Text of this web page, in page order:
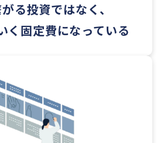
る投資ではなく、
く固定費になっている